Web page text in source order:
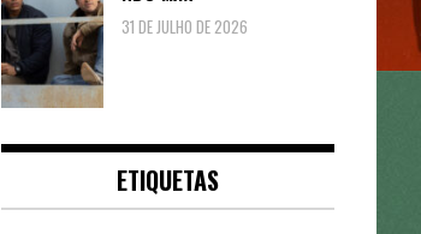
31 DE JULHO DE 2026
ETIQUETAS